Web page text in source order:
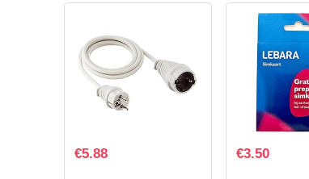
€5.88 €3.50